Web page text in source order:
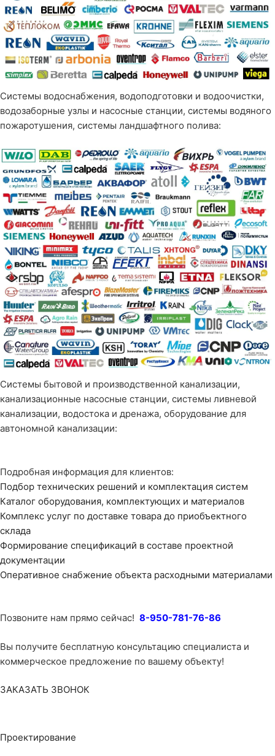
Системы водоснабжения, водоподготовки и водоочистки,
водозаборные узлы и насосные станции, системы водяного
пожаротушения, системы ландшафтного полива:
Системы бытовой и производственной канализации,
канализационные насосные станции, системы ливневой
канализации, водостока и дренажа, оборудование для
автономной канализации:
Подробная информация для клиентов:
Подбор технических решений и комплектация систем
Каталог оборудования, комплектующих и материалов
Комплекс услуг по доставке товара до приобъектного
склада
Формирование спецификаций в составе проектной
документации
Оперативное снабжение объекта расходными материалами
Позвоните нам прямо сейчас! 8-950-781-76-86
Вы получите бесплатную консультацию специалиста и
коммерческое предложение по вашему объекту!
ЗАКАЗАТЬ ЗВОНОК
Проектирование